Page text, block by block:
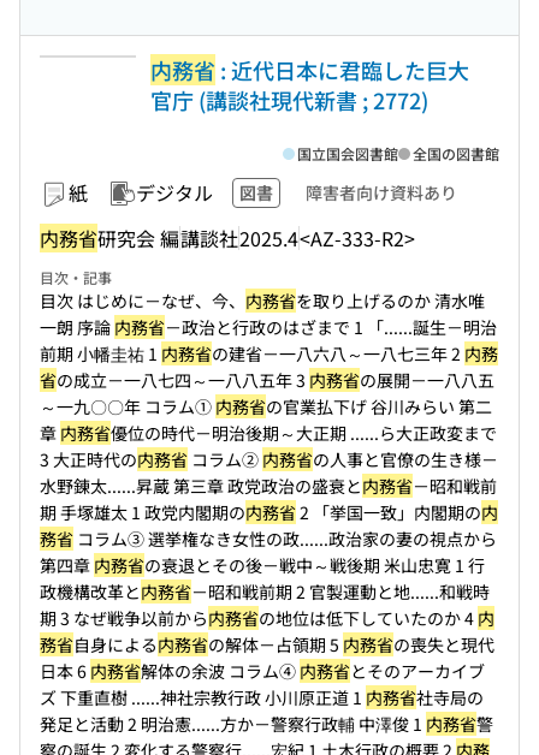
内務省 : 近代日本に君臨した巨大
官庁 (講談社現代新書 ; 2772)
紙 デジタル 図書 障害者向け資料あり
内務省研究会 編講談社2025.4<AZ-333-R2>
国立国会図書館 全国の図書館
目次・記事
目次 はじめに－なぜ、今、 内務省を取り上げるのか 清水唯
一朗 序論 内務省－政治と行政のはざまで 1 「......誕生－明治
前期 小幡圭祐 1 内務省の建省－一八六八～一八七三年 2 内務
省の成立－一八七四～一八八五年 3 内務省の展開－一八八五
～一九〇〇年 コラム① 内務省の官業払下げ 谷川みらい 第二
章 内務省優位の時代－明治後期～大正期 ......ら大正政変まで
3 大正時代の内務省 コラム② 内務省の人事と官僚の生き様－
水野錬太......昇蔵 第三章 政党政治の盛衰と内務省－昭和戦前
期 手塚雄太 1 政党内閣期の内務省2 「挙国一致」内閣期の内
務省 コラム③ 選挙権なき女性の政......政治家の妻の視点から
第四章 内務省の衰退とその後－戦中～戦後期 米山忠寛 1 行
政機構改革と内務省－昭和戦前期 2 官製運動と地......和戦時
期 3 なぜ戦争以前から内務省の地位は低下していたのか 4 内
務省自身による内務省の解体－占領期 5 内務省の喪失と現代
日本 6 内務省解体の余波 コラム④ 内務省とそのアーカイブ
ズ 下重直樹 ......神社宗教行政 小川原正道 1 内務省社寺局の
発足と活動 2 明治憲......方か－警察行政輔 中澤俊 1 内務省警
察の誕生 2 変化する警察行......宏紀 1 土木行政の概要 2 内務